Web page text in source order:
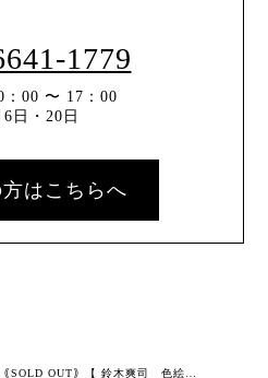
1779
：00 〜 17：00
日・20日
はこちらへ